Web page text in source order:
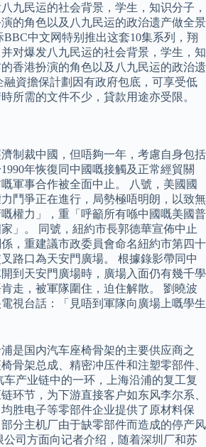
九民运的社会背景，学生，知识分子，
的角色以及八九民运的政治遗产做全景
中文网特别推出这套10集系列，翔
对爆发八九民运的社会背景，学生，知
香港扮演的角色以及八九民运的政治遗
融資擔保計劃因有政府包底，可享受低
所需的文件不少，貸款用途亦受限。
制裁中國，但唔夠一年，考慮自身包括
年恢復同中國嘅接觸及正常經貿關
軍事合作被全面中止。 八號，美國國
鬥爭正在進行，局勢極唔明朗，以致無
權力」，重「呼籲所有喺中國嘅美國普
」。 同號，紐約市長郭德華宣佈中止
，重建議市政委員會命名紐約市第四十
路口為天安門廣場。 根據錄影帶同中
到天安門廣場時，廣場入面仍有幾千學
走，被軍隊圍住，迫住解散。 劉曉波
視台話：「見唔到軍隊向廣場上嘅學生
是国内汽车座椅骨架的主要供应商之
骨架总成、精密冲压件和注塑零部件、
产业链中的一环，上海沿浦的复工复
环节，为下游直接客户如东风李尔系、
胜电子等零部件企业提供了原材料保
分主机厂由于缺零部件而造成的停产风
公司方面向记者介绍，随着深圳厂和苏